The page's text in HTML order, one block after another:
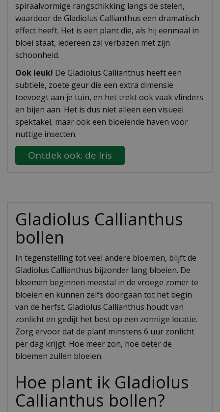
spiraalvormige rangschikking langs de stelen,
waardoor de Gladiolus Callianthus een dramatisch
effect heeft. Het is een plant die, als hij eenmaal in
bloei staat, iedereen zal verbazen met zijn
schoonheid.
Ook leuk! De Gladiolus Callianthus heeft een
subtiele, zoete geur die een extra dimensie
toevoegt aan je tuin, en het trekt ook vaak vlinders
en bijen aan. Het is dus niet alleen een visueel
spektakel, maar ook een bloeiende haven voor
nuttige insecten.
Ontdek ook: de Iris
Gladiolus Callianthus
bollen
In tegenstelling tot veel andere bloemen, blijft de
Gladiolus Callianthus bijzonder lang bloeien. De
bloemen beginnen meestal in de vroege zomer te
bloeien en kunnen zelfs doorgaan tot het begin
van de herfst. Gladiolus Callianthus houdt van
zonlicht en gedijt het best op een zonnige locatie.
Zorg ervoor dat de plant minstens 6 uur zonlicht
per dag krijgt. Hoe meer zon, hoe beter de
bloemen zullen bloeien.
Hoe plant ik Gladiolus
Callianthus bollen?